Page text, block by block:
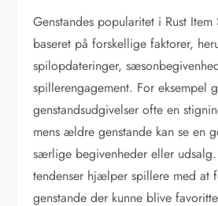
Genstandes popularitet i Rust Item
baseret på forskellige faktorer,
spilopdateringer,
spillerengagement. For eksempel
genstandsudgivelser ofte en
mens ældre genstande kan se en
særlige begivenheder eller
tendenser hjælper spillere med at
genstande der kunne blive